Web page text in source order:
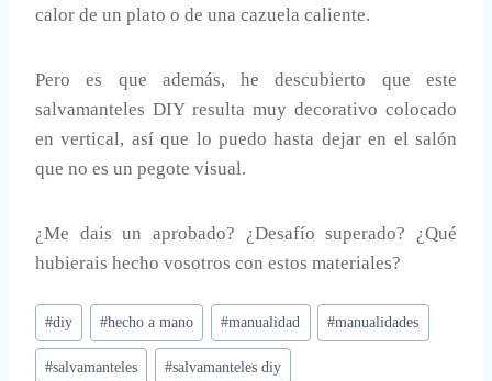
calor de un plato o de una cazuela caliente.
Pero es que además, he descubierto que este
salvamanteles DIY resulta muy decorativo colocado
en vertical, así que lo puedo hasta dejar en el salón
que no es un pegote visual.
¿Me dais un aprobado? ¿Desafío superado? ¿Qué
hubierais hecho vosotros con estos materiales?
Etiquetas
de
la
#diy #hecho a mano #manualidad #manualidades
#salvamanteles #salvamanteles diy